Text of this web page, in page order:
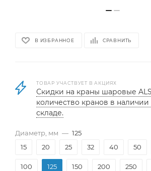
В ИЗБРАННОЕ СРАВНИТЬ
ТОВАР УЧАСТВУЕТ В АКЦИЯХ
Скидки на краны шаровые
количество кранов в
складе.
Диаметр, мм — 125
15
20 25 32 40 50
100 125 150 200 250